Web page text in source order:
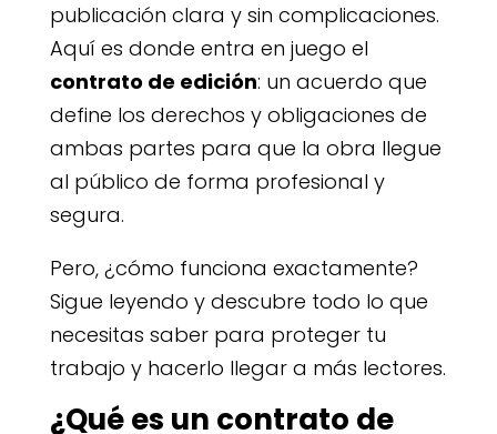
publicación clara y sin complicaciones.
Aquí es donde entra en juego el
contrato de edición: un acuerdo que
define los derechos y obligaciones de
ambas partes para que la obra llegue
al público de forma profesional y
segura.
Pero, ¿cómo funciona exactamente?
Sigue leyendo y descubre todo lo que
necesitas saber para proteger tu
trabajo y hacerlo llegar a más lectores.
¿Qué es un contrato de